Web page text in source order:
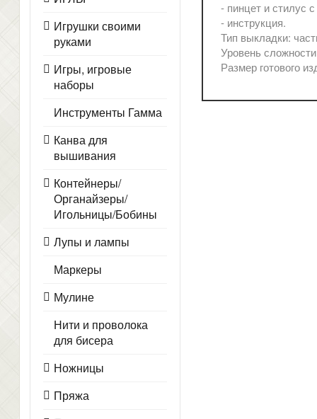
Игрушки своими
руками
Игры, игровые
наборы
Инструменты Гамма
Канва для
вышивания
Контейнеры/
Органайзеры/
Игольницы/Бобины
Лупы и лампы
Маркеры
Мулине
Нити и проволока
для бисера
Ножницы
Пряжа
- пинцет и стилус
- инструкция.
Тип выкладки:
Уровень
Размер готового